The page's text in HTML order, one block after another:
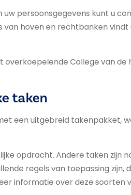
persoonsgegevens kunt u
hoven en rechtbanken vindt
College van
taken
een uitgebreid takenpakket,
opdracht. Andere taken zijn
regels van toepassing zijn,
informatie over deze soorten